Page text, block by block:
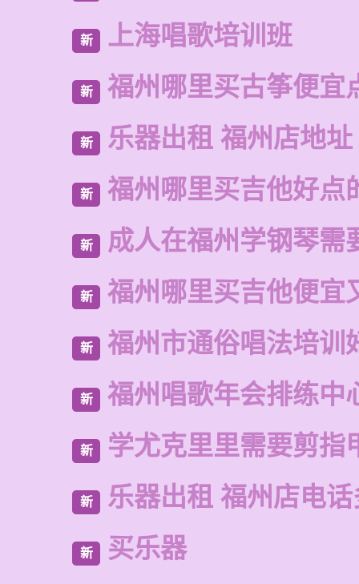
新 上海唱歌培训班
新 福州哪里买古筝便宜
新 乐器出租 福州店地址
新 福州哪里买吉他好点
新 成人在福州学钢琴需
新 福州哪里买吉他便宜
新 福州市通俗唱法培训
新 福州唱歌年会排练中
新 学尤克里里需要剪指
新 乐器出租 福州店电
新 买乐器